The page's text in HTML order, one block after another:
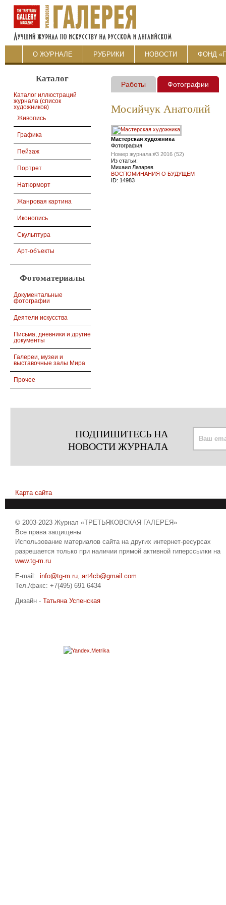
О ЖУРНАЛЕ РУБРИКИ НОВОСТИ ФОНД
Каталог
Каталог иллюстраций
журнала (список
художников)
Живопись
Графика
Пейзаж
Портрет
Натюрморт
Жанровая картина
Иконопись
Скульптура
Арт-объекты
Фотоматериалы
Документальные
фотографии
Деятели искусства
Письма, дневники и другие
документы
Галереи, музеи и
выставочные залы Мира
Прочее
Работы Фотографии
Мосийчук Анатолий
Мастерская художника
Фотография
Номер журнала:#3 2016 (52)
Из статьи:
Михаил Лазарев
ВОСПОМИНАНИЯ О БУДУЩЕМ
ID: 14983
ПОДПИШИТЕСЬ НА
НОВОСТИ ЖУРНАЛА
Карта сайта
© 2003-2023 Журнал «ТРЕТЬЯКОВСКАЯ ГАЛЕРЕЯ»
Все права защищены
Использование материалов сайта на других интернет-ресурсах
разрешается только при наличии прямой активной гиперссылки на
www.tg-m.ru
E-mail: info@tg-m.ru, art4cb@gmail.com
Тел./факс: +7(495) 691 6434
Дизайн - Татьяна Успенская